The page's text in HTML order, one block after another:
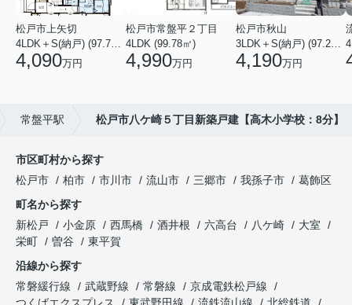
松戸市上矢切
4LDK＋S(納戸) (97.71㎡)
4,090万円
松戸市常盤平２丁目
4LDK (99.78㎡)
4,990万円
松戸市秋山
3LDK＋S(納戸) (97.29㎡)
4,190万円
常盤平駅 松戸市八ケ崎５丁目新築戸建【高木小学校：8分】
市区町村から探す
松戸市
柏市 市川市 流山市 三郷市 我孫子市
葛飾区
町名から探す
新松戸
小金原 西馬橋 酒井根 六高台 八ケ崎
大室
栄町
曽谷
東平賀
沿線から探す
常磐緩行線
武蔵野線 常磐線
京成電鉄松戸線